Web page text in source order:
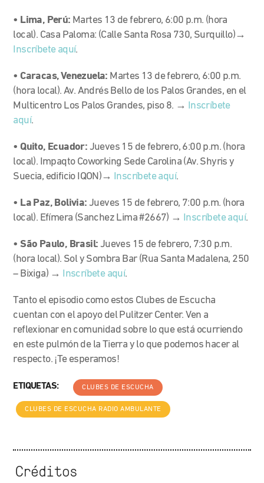
• Lima, Perú: Martes 13 de febrero, 6:00 p.m. (hora
local). Casa Paloma: (Calle Santa Rosa 730, Surquillo)→
Inscríbete aquí.
• Caracas, Venezuela: Martes 13 de febrero, 6:00 p.m.
(hora local). Av. Andrés Bello de los Palos Grandes, en el
Multicentro Los Palos Grandes, piso 8. → Inscríbete
aquí.
• Quito, Ecuador: Jueves 15 de febrero, 6:00 p.m. (hora
local). Impaqto Coworking Sede Carolina (Av. Shyris y
Suecia, edificio IQON)→ Inscríbete aquí.
• La Paz, Bolivia: Jueves 15 de febrero, 7:00 p.m. (hora
local). Efímera (Sanchez Lima #2667) → Inscríbete aquí.
• São Paulo, Brasil: Jueves 15 de febrero, 7:30 p.m.
(hora local). Sol y Sombra Bar (Rua Santa Madalena, 250
– Bixiga) →
Inscríbete aquí.
Tanto el episodio como estos Clubes de Escucha
cuentan con el apoyo del Pulitzer Center. Ven a
reflexionar en comunidad sobre lo que está ocurriendo
en este pulmón de la Tierra y lo que podemos hacer al
respecto. ¡Te esperamos!
ETIQUETAS: CLUBES DE ESCUCHA
CLUBES DE ESCUCHA RADIO AMBULANTE
Créditos